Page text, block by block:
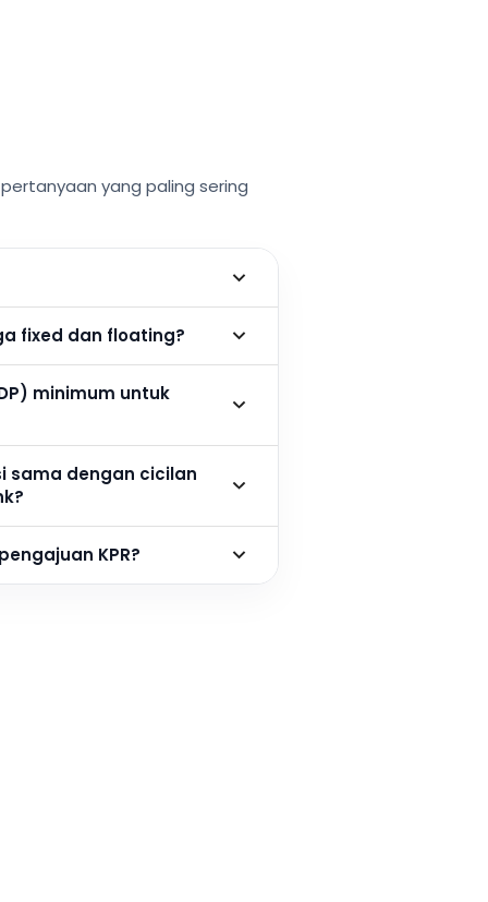
yang paling sering
fixed dan floating?
minimum untuk
sama dengan cicilan
KPR?